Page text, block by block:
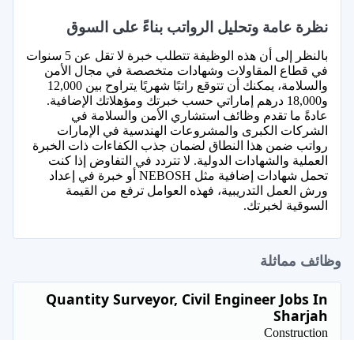
نظرة عامة وتحليل الرواتب بناءً على السوق
بالنظر إلى أن هذه الوظيفة تتطلب خبرة لا تقل عن 5 سنوات
في قطاع المقاولات وشهادات متخصصة في مجال الأمن
والسلامة، يمكنك أن تتوقع راتبًا شهريًا يتراوح بين 12,000
و18,000 درهم إماراتي حسب خبرتك ومؤهلاتك الإضافية.
عادةً ما تقدم وظائف استشاري الأمن والسلامة في
الشركات الكبرى والمشروعات الهندسية في الإمارات
رواتب ضمن هذا النطاق لضمان جذب الكفاءات ذات الخبرة
العملية والشهادات الدولية. لا تتردد في التفاوض إذا كنت
تحمل شهادات إضافية مثل NEBOSH أو خبرة في إعداد
ورش العمل التدريبية، فهذه العوامل ترفع من القيمة
السوقية لخبرتك.
وظائف مماثلة
Quantity Surveyor, Civil Engineer Jobs In
Sharjah
Construction